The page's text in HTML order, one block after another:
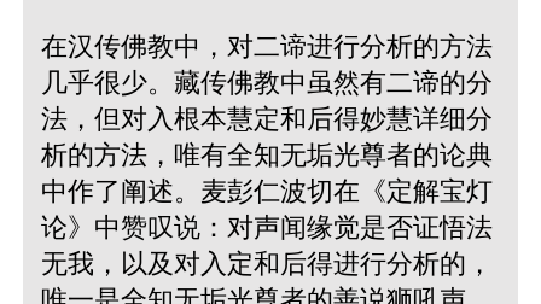
在汉传佛教中，对二谛进行分析的方法
几乎很少。藏传佛教中虽然有二谛的分
法，但对入根本慧定和后得妙慧详细分
析的方法，唯有全知无垢光尊者的论典
中作了阐述。麦彭仁波切在《定解宝灯
论》中赞叹说：对声闻缘觉是否证悟法
无我，以及对入定和后得进行分析的，